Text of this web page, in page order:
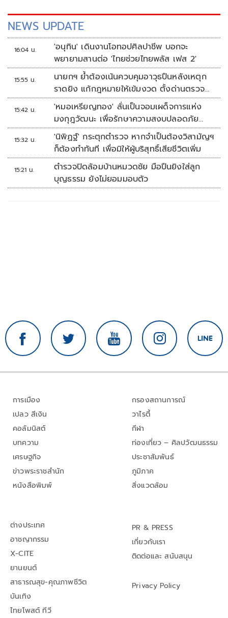
NEWS UPDATE
16:04 น.
'อนุทิน' เดินงานโอทอปศิลปาชีพ บอกจะ
พยายามสานต่อ 'ไทยช่วยไทยพลัส เฟส 2'
15:55 น.
นายกฯ ย้ำต้องเน้นควบคุมอาวุธปืนหลังเหตุก
ราดยิง แก้กฎหมายให้เข้มงวด ตั้งด่านตรวจ
เพิ่ม
15:42 น.
'หมอเหรียญทอง' ลั่นเป็นจอมเผด็จการแห่ง
มงกุฎวัฒนะ เพื่อรักษาความสงบปลอดภัย
ภายในรพ.
15:32 น.
'นิพิฏฐ์' กระตุกตำรวจ หากจำเป็นต้องวิสามัญฯ
ก็ต้องทำทันที เพื่อมิให้ผู้บริสุทธิ์เสียชีวิตเพิ่ม
15:21 น.
ตำรวจปิดล้อมบ้านหมวดชัย มือปืนยิงใส่ลูก
บุญธรรม ยังไม่ยอมมอบตัว
การเมือง
เปลว สีเงิน
คอลัมนิสต์
บทความ
เศรษฐกิจ
ข่าวพระราชสำนัก
หนังสือพิมพ์
กรองสถานการณ์
วาไรตี้
กีฬา
ท่องเที่ยว – ศิลปวัฒนธรรม
ประชาสัมพันธ์
ภูมิภาค
สิ่งแวดล้อม
ต่างประเทศ
อาชญากรรม
X-CITE
ยานยนต์
สาธารณสุข-คุณภาพชีวิต
บันเทิง
ไทยโพสต์ ทีวี
PR & PRESS
เกี่ยวกับเรา
ติดต่อและ สนับสนุน
Privacy Policy